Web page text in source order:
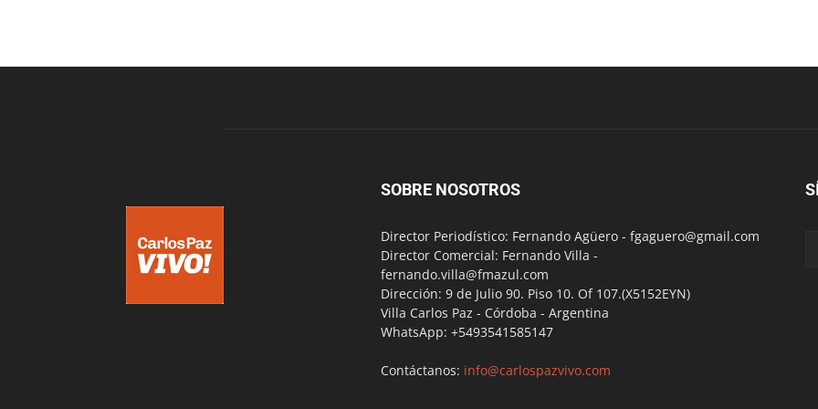
SOBRE NOSOTROS
Director Periodístico: Fernando Agüero - fgaguero@gmail.com
Director Comercial: Fernando Villa -
fernando.villa@fmazul.com
Dirección: 9 de Julio 90. Piso 10. Of 107.(X5152EYN)
Villa Carlos Paz - Córdoba - Argentina
WhatsApp: +5493541585147
Contáctanos: info@carlospazvivo.com